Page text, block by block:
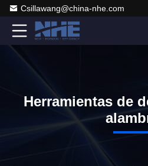
Csillawang@china-nhe.com
Herramientas de